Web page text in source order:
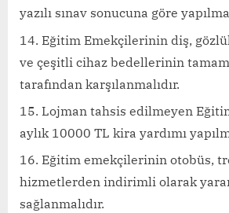
yazılı sınav sonucuna göre
Eğitim Emekçilerinin diş,
ve çeşitli cihaz bedellerinin
tarafından karşılanmalıdır.
Lojman tahsis edilmeyen
aylık 10000 TL kira yardımı
Eğitim emekçilerinin otobüs,
hizmetlerden indirimli olarak
sağlanmalıdır.